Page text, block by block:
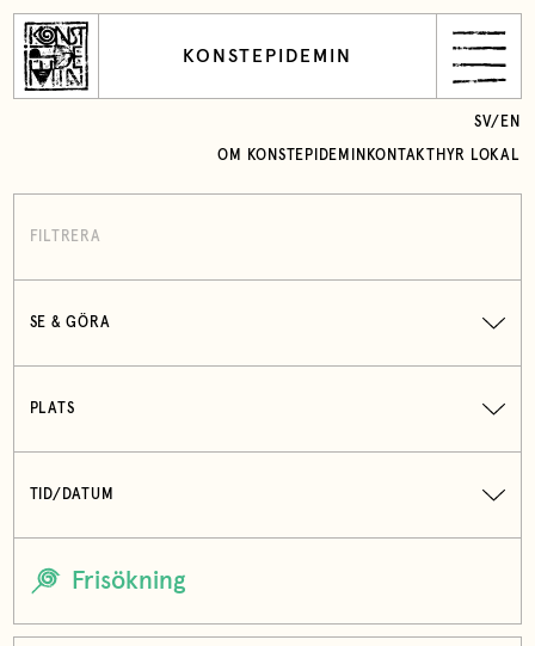
KONSTEPIDEMIN
OM KONSTEPIDEMIN KONTAKT HYR LOKAL
SV/ EN
FILTRERA
SE & GÖRA
PLATS
TID/DATUM